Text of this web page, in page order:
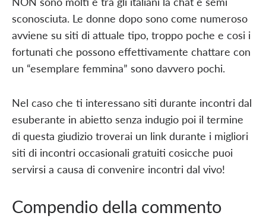
sconosciuta. Le donne dopo sono come numeroso
avviene su siti di attuale tipo, troppo poche e cosi i
fortunati che possono effettivamente chattare con
un “esemplare femmina” sono davvero pochi.
Nel caso che ti interessano siti durante incontri dal
esuberante in abietto senza indugio poi il termine
di questa giudizio troverai un link durante i migliori
siti di incontri occasionali gratuiti cosicche puoi
servirsi a causa di convenire incontri dal vivo!
Compendio della commento